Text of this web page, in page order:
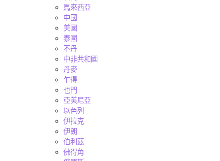
馬來西亞
中國
美國
泰國
不丹
中非共和國
丹麥
乍得
也門
亞美尼亞
以色列
伊拉克
伊朗
伯利茲
佛得角